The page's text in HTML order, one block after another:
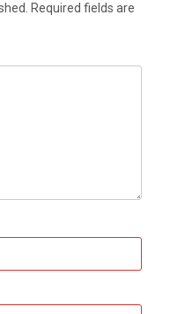
Required fields are